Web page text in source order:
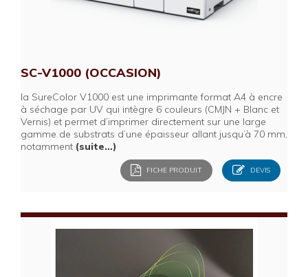
SC-V1000 (OCCASION)
la SureColor V1000 est une imprimante format A4 à encre
à séchage par UV qui intègre 6 couleurs (CMJN + Blanc et
Vernis) et permet d’imprimer directement sur une large
gamme de substrats d’une épaisseur allant jusqu’à 70 mm,
notamment (suite…)
FICHE PRODUIT DEVIS